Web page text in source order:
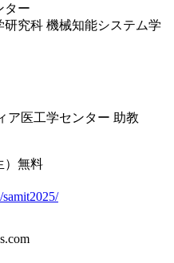
ター
究科 機械知能システム学
医工学センター 助教
）無料